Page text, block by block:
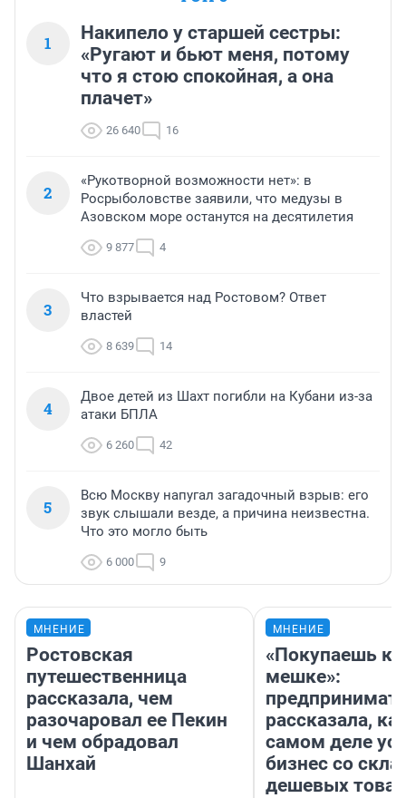
1
Накипело у старшей сестры:
«Ругают и бьют меня, потому
что я стою спокойная, а она
плачет»
26 640 16
2
«Рукотворной возможности нет»: в
Росрыболовстве заявили, что медузы в
Азовском море останутся на десятилетия
9 877 4
3
Что взрывается над Ростовом? Ответ
властей
8 639 14
4
Двое детей из Шахт погибли на Кубани из-за
атаки БПЛА
6 260 42
5
Всю Москву напугал загадочный взрыв: его
звук слышали везде, а причина неизвестна.
Что это могло быть
6 000 9
МНЕНИЕ
Ростовская
путешественница
рассказала, чем
разочаровал ее Пекин
и чем обрадовал
Шанхай
МНЕНИЕ
«Покупаешь
мешке»:
рассказала,
самом деле
бизнес со
дешевых